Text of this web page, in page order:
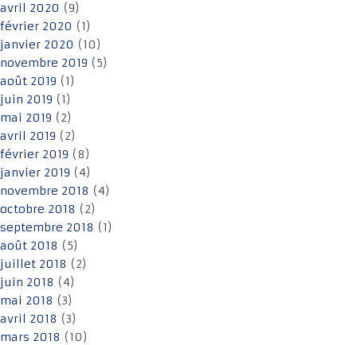
avril 2020 (9)
février 2020 (1)
janvier 2020 (10)
novembre 2019 (5)
août 2019 (1)
juin 2019 (1)
mai 2019 (2)
avril 2019 (2)
février 2019 (8)
janvier 2019 (4)
novembre 2018 (4)
octobre 2018 (2)
septembre 2018 (1)
août 2018 (5)
juillet 2018 (2)
juin 2018 (4)
mai 2018 (3)
avril 2018 (3)
mars 2018 (10)